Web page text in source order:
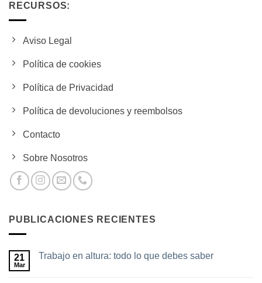
RECURSOS:
Aviso Legal
Política de cookies
Política de Privacidad
Política de devoluciones y reembolsos
Contacto
Sobre Nosotros
PUBLICACIONES RECIENTES
21
Mar
Trabajo en altura: todo lo que debes saber